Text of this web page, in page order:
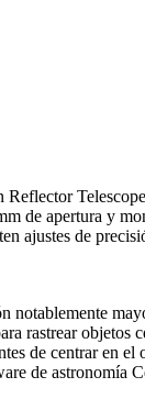
Reflector
de apertura y
ajustes de
rastrear objetos
de centrar en el
de astronomía